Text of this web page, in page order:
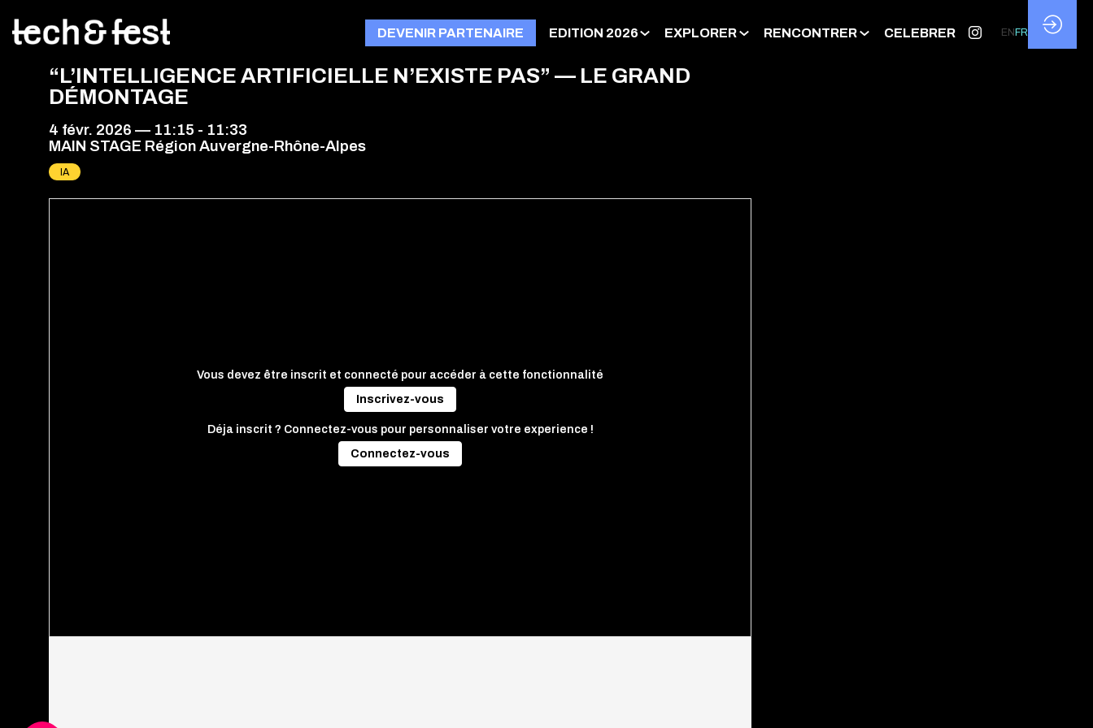
DEVENIR PARTENAIRE EDITION 2026 EXPLORER RENCONTRER CELEBRER EN FR
“L’INTELLIGENCE ARTIFICIELLE N’EXISTE PAS” — LE GRAND
DÉMONTAGE
4 févr. 2026 — 11:15 - 11:33
MAIN STAGE Région Auvergne-Rhône-Alpes
IA
Vous devez être inscrit et connecté pour accéder à cette fonctionnalité
Inscrivez-vous
Déja inscrit ? Connectez-vous pour personnaliser votre experience !
Connectez-vous